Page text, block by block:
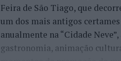
internacionais associadas à
“Já se fizeram outras
Criativas e Desenvolvimento
e, agora, este foi o
Feira de São Tiago, que
um dos mais antigos
anualmente na “Cidade
gastronomia, animação